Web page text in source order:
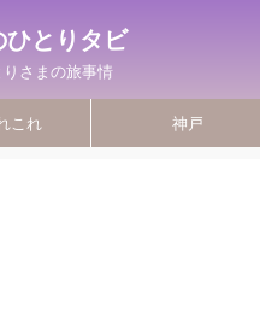
ひとりタビ
さまの旅事情
これ 神戸